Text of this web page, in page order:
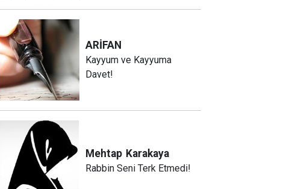
ARİFAN
Kayyum ve Kayyuma
Davet!
Mehtap Karakaya
Rabbin Seni Terk Etmedi!